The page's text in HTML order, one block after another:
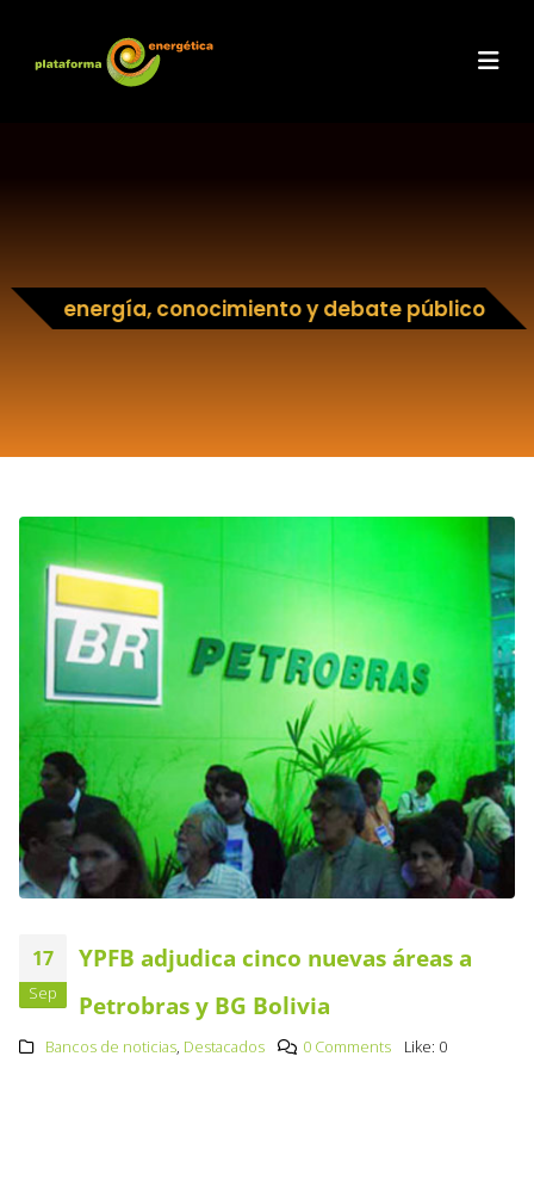
energía, conocimiento y debate público
17
Sep
YPFB adjudica cinco nuevas áreas a
Petrobras y BG Bolivia
Bancos de noticias, Destacados 0 Comments Like: 0